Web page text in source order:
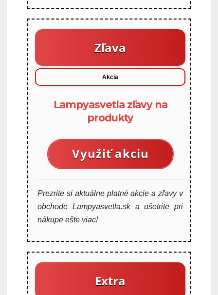
Zľava
Akcia
Lampyasvetla zľavy na
produkty
Využiť akciu
Prezrite si aktuálne platné akcie a zľavy v
obchode Lampyasvetla.sk a ušetrite pri
nákupe ešte viac!
Extra